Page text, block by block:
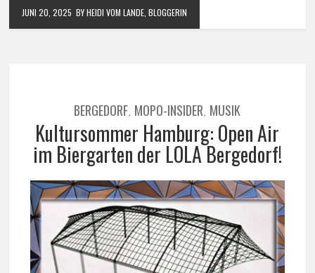
JUNI 20, 2025 BY HEIDI VOM LANDE, BLOGGERIN
BERGEDORF, MOPO-INSIDER, MUSIK
Kultursommer Hamburg: Open Air
im Biergarten der LOLA Bergedorf!